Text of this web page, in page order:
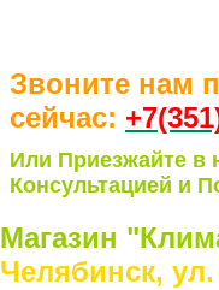
Звоните нам
сейчас:
Или Приезжайте в
Консультацией и
Магазин
Челябинск,